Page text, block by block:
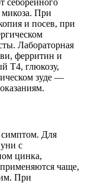
себорейного
микоза. При
и посев, при
Лабораторная
ферритин и
Т4, глюкозу,
зуде —
симптом. Для
с
цинка,
чаще,
При